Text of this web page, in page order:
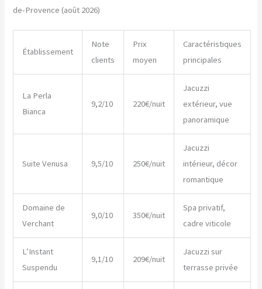
de-Provence (août 2026)
Établissement
Note
clients
Prix
moyen
Caractéristiques
principales
La Perla
Bianca
9,2/10 220€/nuit
Jacuzzi
extérieur, vue
panoramique
Suite Venusa 9,5/10 250€/nuit
Jacuzzi
intérieur, décor
romantique
Domaine de
Verchant
9,0/10 350€/nuit
Spa privatif,
cadre viticole
L’Instant
Suspendu
9,1/10 209€/nuit
Jacuzzi sur
terrasse privée